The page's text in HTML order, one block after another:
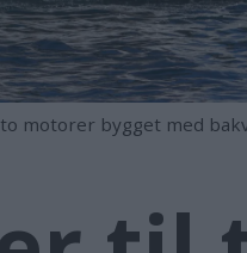
forhold. Standarden er nokså